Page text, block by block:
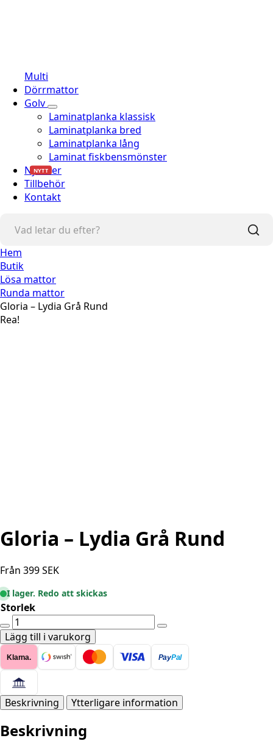
Multi
Dörrmattor
Golv
Laminatplanka klassisk
Laminatplanka bred
Laminatplanka lång
Laminat fiskbensmönster
Nyheter
NYTT
Tillbehör
Kontakt
Hem
Butik
Lösa mattor
Runda mattor
Gloria – Lydia Grå Rund
Rea!
Gloria – Lydia Grå Rund
Från 399SEK
I lager. Redo att skickas
Storlek
Gloria
-
Lydia
Grå
Rund
mängd
Lägg till i varukorg
Klarna. PayPal
Beskrivning Ytterligare information
Beskrivning